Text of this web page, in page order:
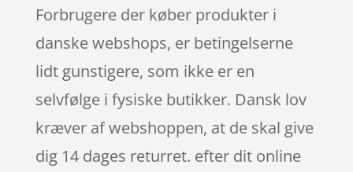
Forbrugere der køber produkter i
danske webshops, er betingelserne
lidt gunstigere, som ikke er en
selvfølge i fysiske butikker. Dansk lov
kræver af webshoppen, at de skal give
dig 14 dages returret. efter dit online